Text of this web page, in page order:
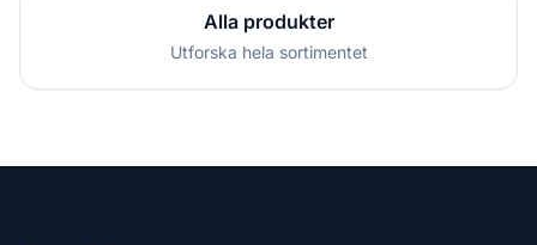
Alla produkter
Utforska hela sortimentet